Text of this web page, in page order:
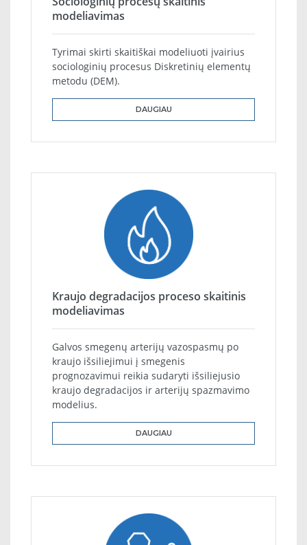
modeliavimas
Tyrimai skirti skaitiškai modeliuoti įvairius
sociologinių procesus Diskretinių elementų
metodu (DEM).
DAUGIAU
Kraujo degradacijos proceso skaitinis
modeliavimas
Galvos smegenų arterijų vazospasmų po
kraujo išsiliejimui į smegenis
prognozavimui reikia sudaryti išsiliejusio
kraujo degradacijos ir arterijų spazmavimo
modelius.
DAUGIAU